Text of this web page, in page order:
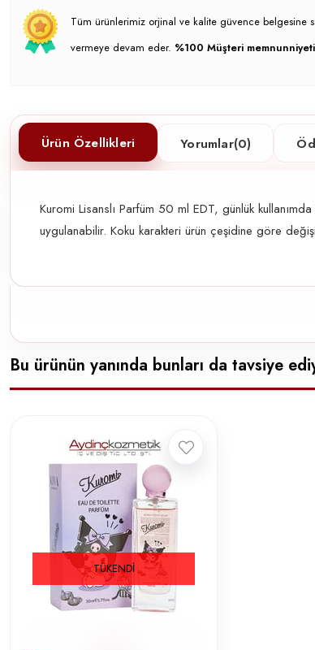
Tüm ürünlerimiz orjinal ve kalite güvence belgesine
vermeye devam eder. %100 Müşteri memnunniyeti
Ürün Özellikleri Yorumlar(0)
Kuromi Lisanslı Parfüm 50 ml EDT, günlük
uygulanabilir. Koku karakteri ürün çeşidine göre
Bu ürünün yanında bunları da tavsiye
TÜKENDI